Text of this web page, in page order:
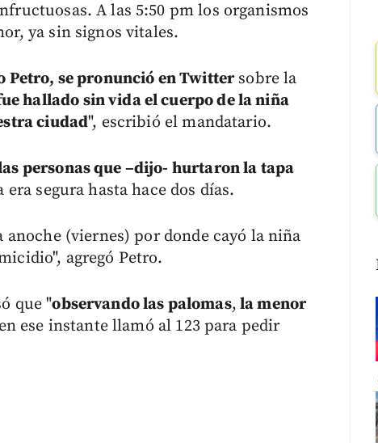
A las 5:50 pm los organismos
ya sin signos vitales.
Petro, se pronunció en Twittersobre la
hallado sin vida el cuerpo de la niña
ciudad", escribió el mandatario.
personas que –dijo- hurtaron la tapa
segura hasta hace dos días.
(viernes) por donde cayó la niña
agregó Petro.
que "observando las palomas, la menor
en ese instante llamó al 123 para pedir